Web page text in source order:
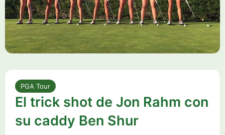
PGA Tour
El trick shot de Jon Rahm con
su caddy Ben Shur